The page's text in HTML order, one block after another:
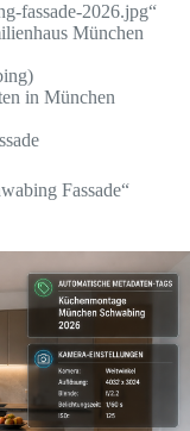
fassade-2026.jpg“
München
in München
Fassade“